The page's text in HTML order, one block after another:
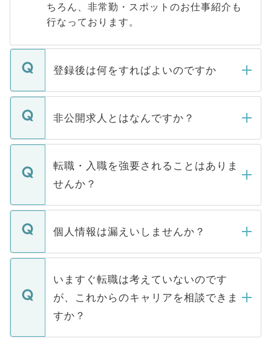
ちろん、非常勤・スポットのお仕事紹介も
行なっております。
登録後は何をすればよいのですか
ご登録いただきましたら、弊社担当者がご
登録内容を確認し、その後メールもしくは
ます。通常、5営業日以内にはご連絡をせて
いただきますので、しばらくお待ちくださ
非公開求人とはなんですか？
マイナビDOCTORで取り扱っている求人の
うち約3割は、Webサイトからご覧いただ
けない「非公開求人」です。非公開求人は
下記の理由によって、一般には公開してい
ません。
■応募殺到を避けるため 人気のある医療機
関を公にしてしまうと、応募が殺到する場
に、医療機関が求める条件に合った人材の
みを人材紹介会社に依頼するケースが増え
ています。
転職・入職を強要されることはありま
せんか？
転職・入職を強要することは一切ありませ
ん。また、仮に応募先から内定をいただい
定を承諾する必要はありません。内定先へ
の辞退の連絡はキャリアパートナーが行い
個人情報は漏えいしませんか？
個人情報が漏えいすることはありませんの
で、ご安心ください。当サイトからの登録
などで収集したご登録者様の個人情報は、
ご本人のキャリアアップおよび転職活動の
支援を目的に使用いたします。お預かりし
ているすべての個人データはご本人の許可
いますぐ転職は考えていないのです
が、これからのキャリアを相談できま
すか？